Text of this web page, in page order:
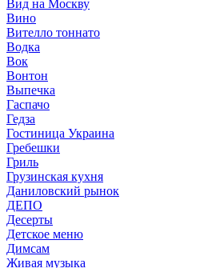
Вид на Москву
Вино
Вителло тоннато
Водка
Вок
Вонтон
Выпечка
Гаспачо
Гедза
Гостиница Украина
Гребешки
Гриль
Грузинская кухня
Даниловский рынок
ДЕПО
Десерты
Детское меню
Димсам
Живая музыка